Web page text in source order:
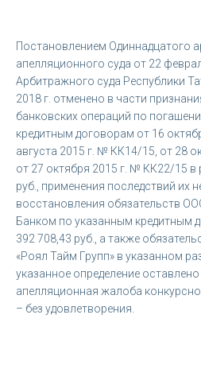
Постановлением Одиннадцатого
апелляционного суда от 22
Арбитражного суда Республики
2018 г. отменено в части
банковских операций по
кредитным договорам от 16
августа 2015 г. № КК14/15, от 28
от 27 октября 2015 г. № КК22/15 в
руб., применения последствий их
восстановления обязательств
Банком по указанным кредитным
392 708,43 руб., а также
«Роял Тайм Групп» в указанном
указанное определение оставлено
апелляционная жалоба
– без удовлетворения.